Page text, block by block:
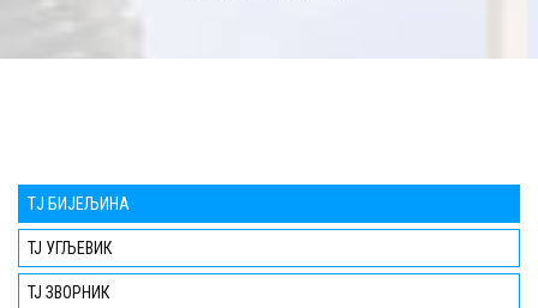
TЈ БИЈЕЉИНА
ТЈ УГЉЕВИК
ТЈ ЗВОРНИК